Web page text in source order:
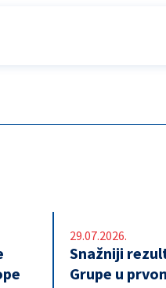
29.07.2026.
Snažniji
Grupe u